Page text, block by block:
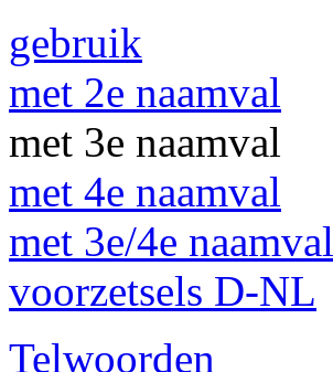
gebruik
met 2e naamval
met 3e naamval
met 4e naamval
met 3e/4e naamval
voorzetsels D-NL
Telwoorden